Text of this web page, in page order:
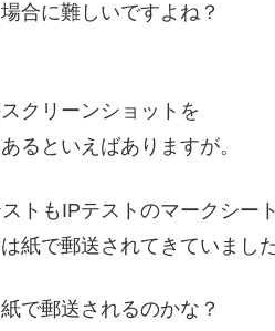
合に難しいですよね？
クリーンショットを
るといえばありますが。
トもIPテストのマークシー
紙で郵送されてきていました
で郵送されるのかな？